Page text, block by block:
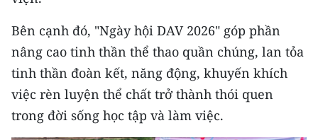
CHUYÊN ĐỀ
CÁC CHUYÊN TRANG
VỀ BÁO NHÂN DÂN
Bên cạnh đó, "Ngày hội DAV 2026" góp phần
nâng cao tinh thần thể thao quần chúng, lan tỏa
tinh thần đoàn kết, năng động, khuyến khích
việc rèn luyện thể chất trở thành thói quen
trong đời sống học tập và làm việc.